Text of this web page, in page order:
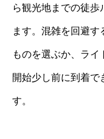
ら観光地までの徒歩
ます。混雑を回避
ものを選ぶか、ラ
開始少し前に到着
す。